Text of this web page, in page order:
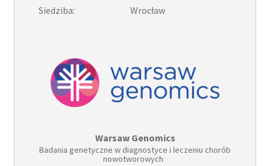
Siedziba: Wrocław
Warsaw Genomics
Badania genetyczne w diagnostyce i leczeniu chorób
nowotworowych